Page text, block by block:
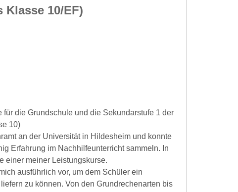
10/EF)
für die Grundschule und die Sekundarstufe 1 der
10)
an der Universität in Hildesheim und konnte
Erfahrung im Nachhilfeunterricht sammeln. In
einer meiner Leistungskurse.
ausführlich vor, um dem Schüler ein
zu können. Von den Grundrechenarten bis